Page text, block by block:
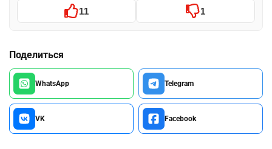
11 1
Поделиться
WhatsApp Telegram
VK Facebook